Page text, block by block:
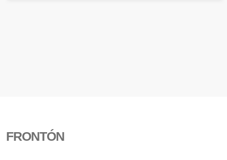
FRONTÓN